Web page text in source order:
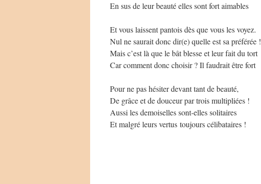
En sus de leur beauté elles sont fort aimables
Et vous laissent pantois dès que vous les voyez.
Nul ne saurait donc dir(e) quelle est sa préférée !
Mais c’est là que le bât blesse et leur fait du tort
Car comment donc choisir ? Il faudrait être fort
Pour ne pas hésiter devant tant de beauté,
De grâce et de douceur par trois multipliées !
Aussi les demoiselles sont-elles solitaires
Et malgré leurs vertus toujours célibataires !